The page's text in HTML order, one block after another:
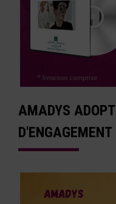
AMADYS